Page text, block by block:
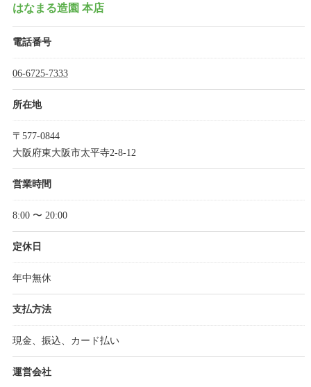
はなまる造園 本店
電話番号
06-6725-7333
所在地
〒577-0844
大阪府東大阪市太平寺2-8-12
営業時間
8:00 〜 20:00
定休日
年中無休
支払方法
現金、振込、カード払い
運営会社